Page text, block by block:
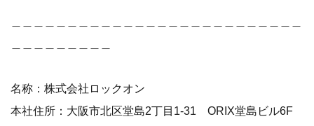
名称：株式会社ロックオン
本社住所：大阪市北区堂島2丁目1-31 ORIX堂島ビル6F